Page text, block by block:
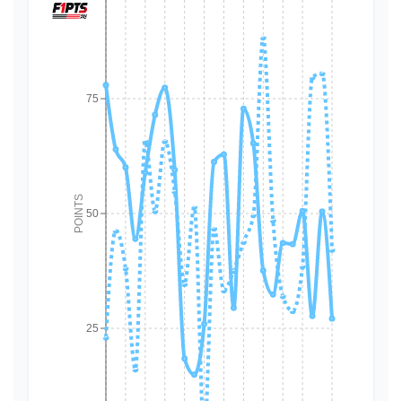
25
50
75
POINTS